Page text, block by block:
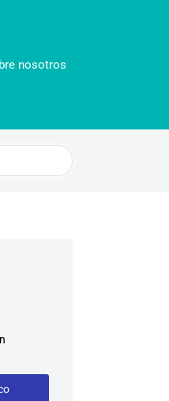
nosotros